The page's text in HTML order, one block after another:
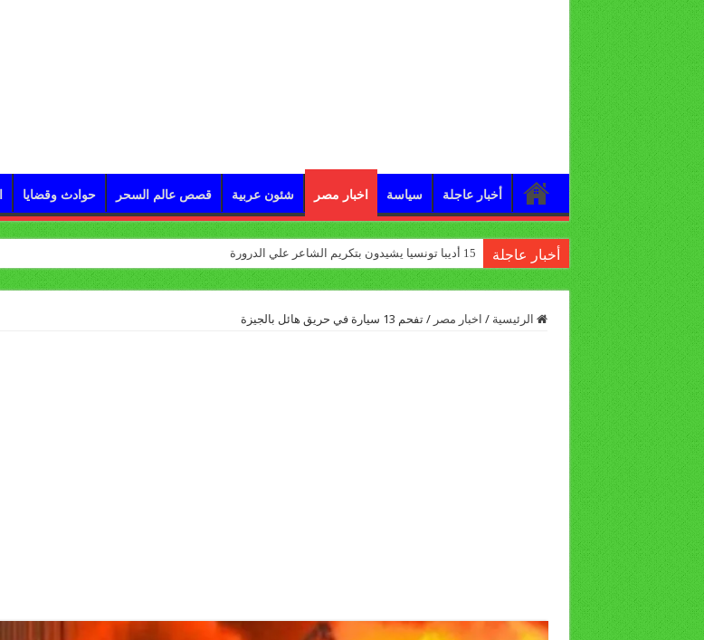
أخبار عاجلة سياسة اخبار مصر شئون عربية قصص عالم السحر حوادث وقضايا
أخبار عاجلة 15 أديبا تونسيا يشيدون بتكريم الشاعر علي الدرورة
الرئيسية / اخبار مصر / تفحم 13 سيارة في حريق هائل بالجيزة